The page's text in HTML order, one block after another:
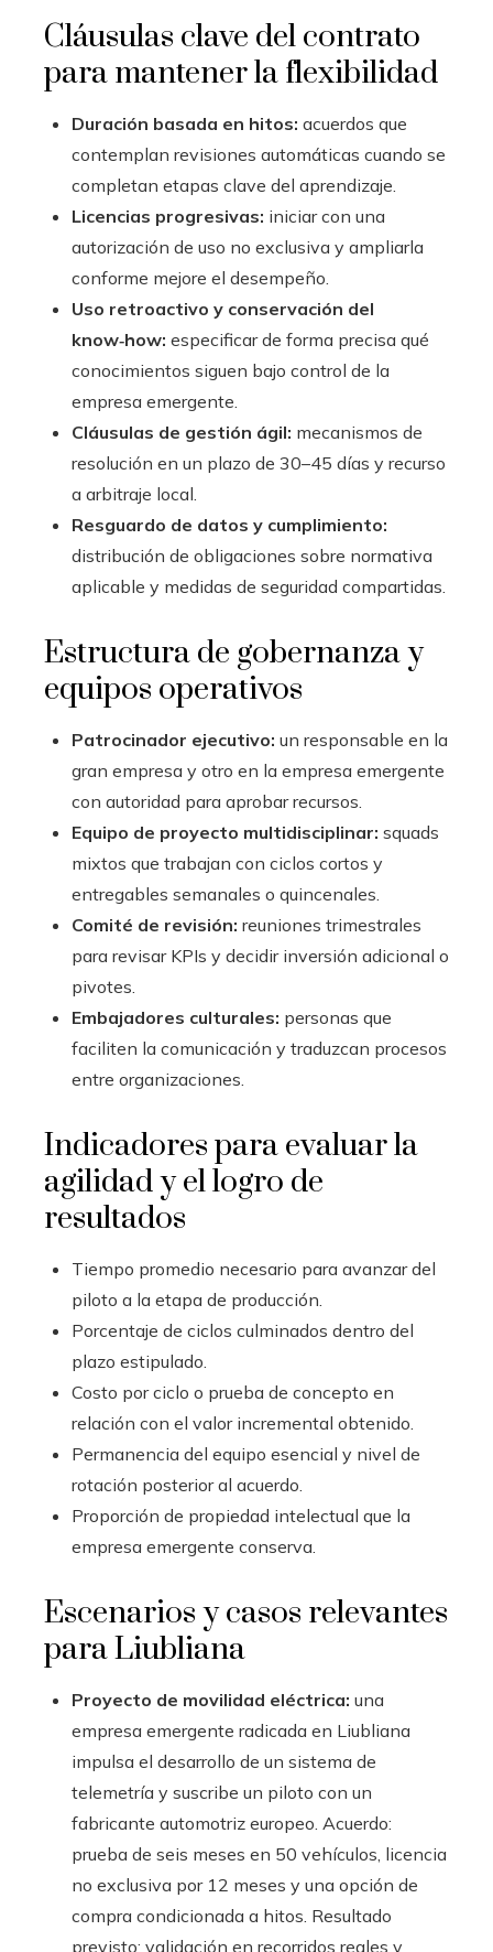
Cláusulas clave del contrato
para mantener la flexibilidad
Duración basada en hitos: acuerdos que
contemplan revisiones automáticas cuando se
completan etapas clave del aprendizaje.
Licencias progresivas: iniciar con una
autorización de uso no exclusiva y ampliarla
conforme mejore el desempeño.
Uso retroactivo y conservación del
know‑how: especificar de forma precisa qué
conocimientos siguen bajo control de la
empresa emergente.
Cláusulas de gestión ágil: mecanismos de
resolución en un plazo de 30–45 días y recurso
a arbitraje local.
Resguardo de datos y cumplimiento:
distribución de obligaciones sobre normativa
aplicable y medidas de seguridad compartidas.
Estructura de gobernanza y
equipos operativos
Patrocinador ejecutivo: un responsable en la
gran empresa y otro en la empresa emergente
con autoridad para aprobar recursos.
Equipo de proyecto multidisciplinar: squads
mixtos que trabajan con ciclos cortos y
entregables semanales o quincenales.
Comité de revisión: reuniones trimestrales
para revisar KPIs y decidir inversión adicional o
pivotes.
Embajadores culturales: personas que
faciliten la comunicación y traduzcan procesos
entre organizaciones.
Indicadores para evaluar la
agilidad y el logro de
resultados
Tiempo promedio necesario para avanzar del
piloto a la etapa de producción.
Porcentaje de ciclos culminados dentro del
plazo estipulado.
Costo por ciclo o prueba de concepto en
relación con el valor incremental obtenido.
Permanencia del equipo esencial y nivel de
rotación posterior al acuerdo.
Proporción de propiedad intelectual que la
empresa emergente conserva.
Escenarios y casos relevantes
para Liubliana
Proyecto de movilidad eléctrica: una
empresa emergente radicada en Liubliana
impulsa el desarrollo de un sistema de
telemetría y suscribe un piloto con un
fabricante automotriz europeo. Acuerdo:
prueba de seis meses en 50 vehículos, licencia
no exclusiva por 12 meses y una opción de
compra condicionada a hitos. Resultado
previsto: validación en recorridos reales y